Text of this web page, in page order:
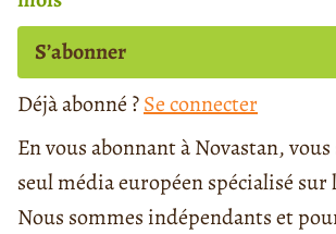
S’abonner
Déjà abonné ?Se connecter
En vous abonnant à Novastan,
seul média européen spécialisé sur
Nous sommes indépendants et